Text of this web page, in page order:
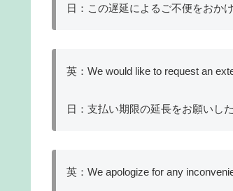
日：この遅延によるご不便をおか
英：We would like to request an
日：支払い期限の延長をお願いし
英：We apologize for any